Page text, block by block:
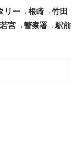
リー→根崎→竹田
若宮→警察署→駅前